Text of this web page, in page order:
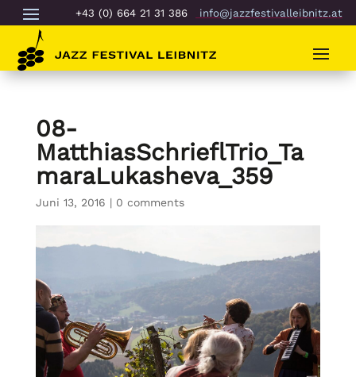
+43 (0) 664 21 31 386 info@jazzfestivalleibnitz.at
08-
MatthiasSchrieflTrio_Ta
maraLukasheva_359
Juni 13, 2016 | 0 comments